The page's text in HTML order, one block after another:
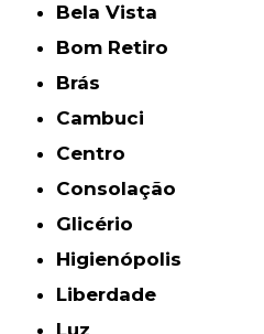
Bela Vista
Bom Retiro
Brás
Cambuci
Centro
Consolação
Glicério
Higienópolis
Liberdade